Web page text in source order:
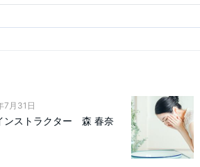
7月31日
ンストラクター 森 春奈